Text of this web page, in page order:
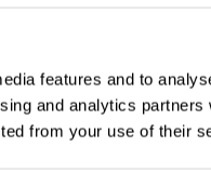
features and to
and analytics
from your use of their